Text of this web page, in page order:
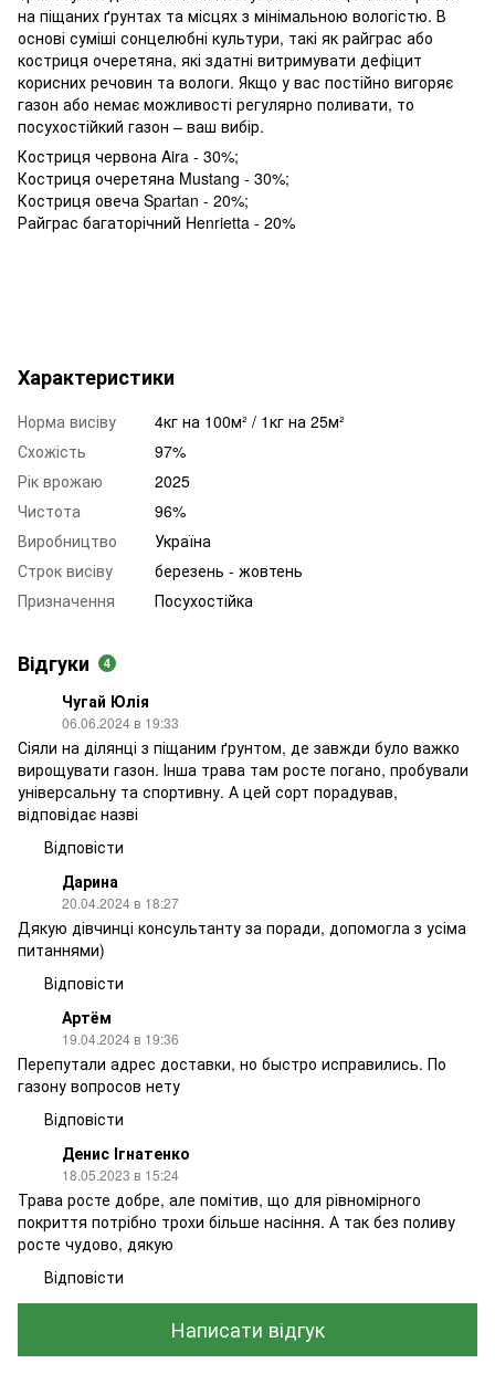
на піщаних ґрунтах та місцях з мінімальною вологістю. В
основі суміші сонцелюбні культури, такі як райграс або
костриця очеретяна, які здатні витримувати дефіцит
корисних речовин та вологи. Якщо у вас постійно вигоряє
газон або немає можливості регулярно поливати, то
посухостійкий газон – ваш вибір.
Костриця червона Aira - 30%;
Костриця очеретяна Mustang - 30%;
Костриця овеча Spartan - 20%;
Райграс багаторічний Henrietta - 20%
Характеристики
Норма висіву
4кг на 100м² / 1кг на 25м²
Схожість
97%
Рік врожаю
2025
Чистота
96%
Виробництво
Україна
Строк висіву
березень - жовтень
Призначення
Посухостійка
Відгуки 4
Чугай Юлія
06.06.2024 в 19:33
Сіяли на ділянці з піщаним ґрунтом, де завжди було важко
вирощувати газон. Інша трава там росте погано, пробували
універсальну та спортивну. А цей сорт порадував,
відповідає назві
Відповісти
Дарина
20.04.2024 в 18:27
Дякую дівчинці консультанту за поради, допомогла з усіма
питаннями)
Відповісти
Артём
19.04.2024 в 19:36
Перепутали адрес доставки, но быстро исправились. По
газону вопросов нету
Відповісти
Денис Ігнатенко
18.05.2023 в 15:24
Трава росте добре, але помітив, що для рівномірного
покриття потрібно трохи більше насіння. А так без поливу
росте чудово, дякую
Відповісти
Написати відгук